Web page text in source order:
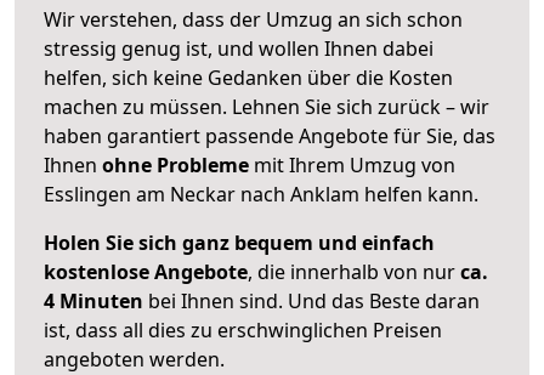
Wir verstehen, dass der Umzug an sich schon
stressig genug ist, und wollen Ihnen dabei
helfen, sich keine Gedanken über die Kosten
machen zu müssen. Lehnen Sie sich zurück – wir
haben garantiert passende Angebote für Sie, das
Ihnen ohne Probleme mit Ihrem Umzug von
Esslingen am Neckar nach Anklam helfen kann.
Holen Sie sich ganz bequem und einfach
kostenlose Angebote, die innerhalb von nurca.
4 Minuten bei Ihnen sind. Und das Beste daran
ist, dass all dies zu erschwinglichen Preisen
angeboten werden.